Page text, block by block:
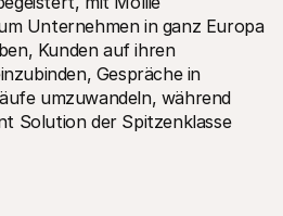
Unternehmen in ganz Europa
Kunden auf ihren
Gespräche in
umzuwandeln, während
Solution der Spitzenklasse